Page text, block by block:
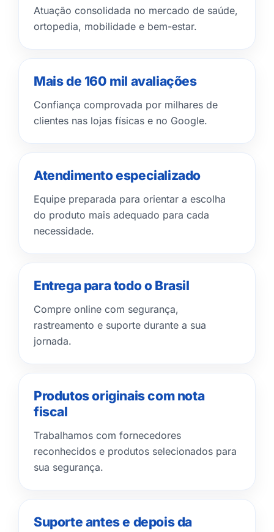
Atuação consolidada no mercado de saúde,
ortopedia, mobilidade e bem-estar.
Mais de 160 mil avaliações
Confiança comprovada por milhares de
clientes nas lojas físicas e no Google.
Atendimento especializado
Equipe preparada para orientar a escolha
do produto mais adequado para cada
necessidade.
Entrega para todo o Brasil
Compre online com segurança,
rastreamento e suporte durante a sua
jornada.
Produtos originais com nota
fiscal
Trabalhamos com fornecedores
reconhecidos e produtos selecionados para
sua segurança.
Suporte antes e depois da